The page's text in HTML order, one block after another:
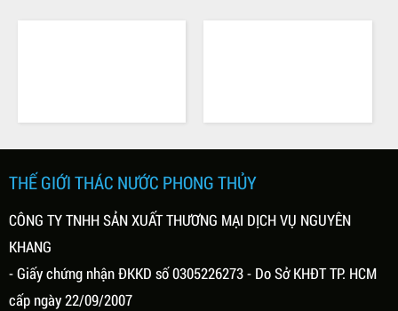
dạng thác nước, thác nước kết hợp
cá…. tái hiện lại phong cảnh thiên
gian sống. Theo phong thủy thì nước
biểu tượng cho sự thịnh vượng, giàu
không gian, tăng tính thẩm mỹ thì nó
THẾ GIỚI THÁC NƯỚC PHONG THỦY
CÔNG TY TNHH SẢN XUẤT THƯƠNG MẠI DỊCH VỤ NGUYÊN
KHANG
- Giấy chứng nhận ĐKKD số 0305226273 - Do Sở KHĐT TP. HCM
cấp ngày 22/09/2007